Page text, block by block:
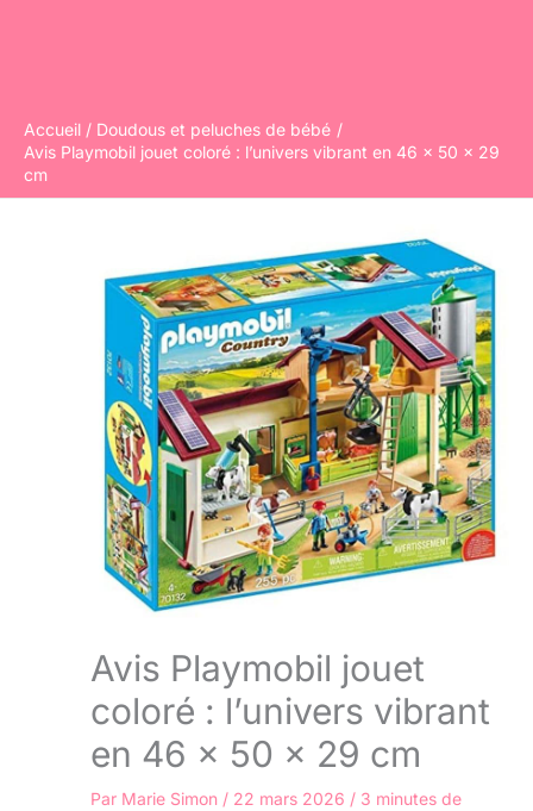
Accueil
Doudous et peluches de bébé
Avis Playmobil jouet coloré : l’univers vibrant en 46 x 50 x 29
cm
Avis Playmobil jouet
coloré : l’univers vibrant
en 46 x 50 x 29 cm
Par Marie Simon / 22 mars 2026 / 3 minutes de